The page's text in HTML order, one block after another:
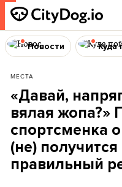
Новости Куда
МЕСТА
«Давай,
вялая жопа?»
спортсменка
(не) получится
правильный